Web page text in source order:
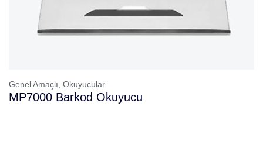
Genel Amaçlı, Okuyucular
MP7000 Barkod Okuyucu